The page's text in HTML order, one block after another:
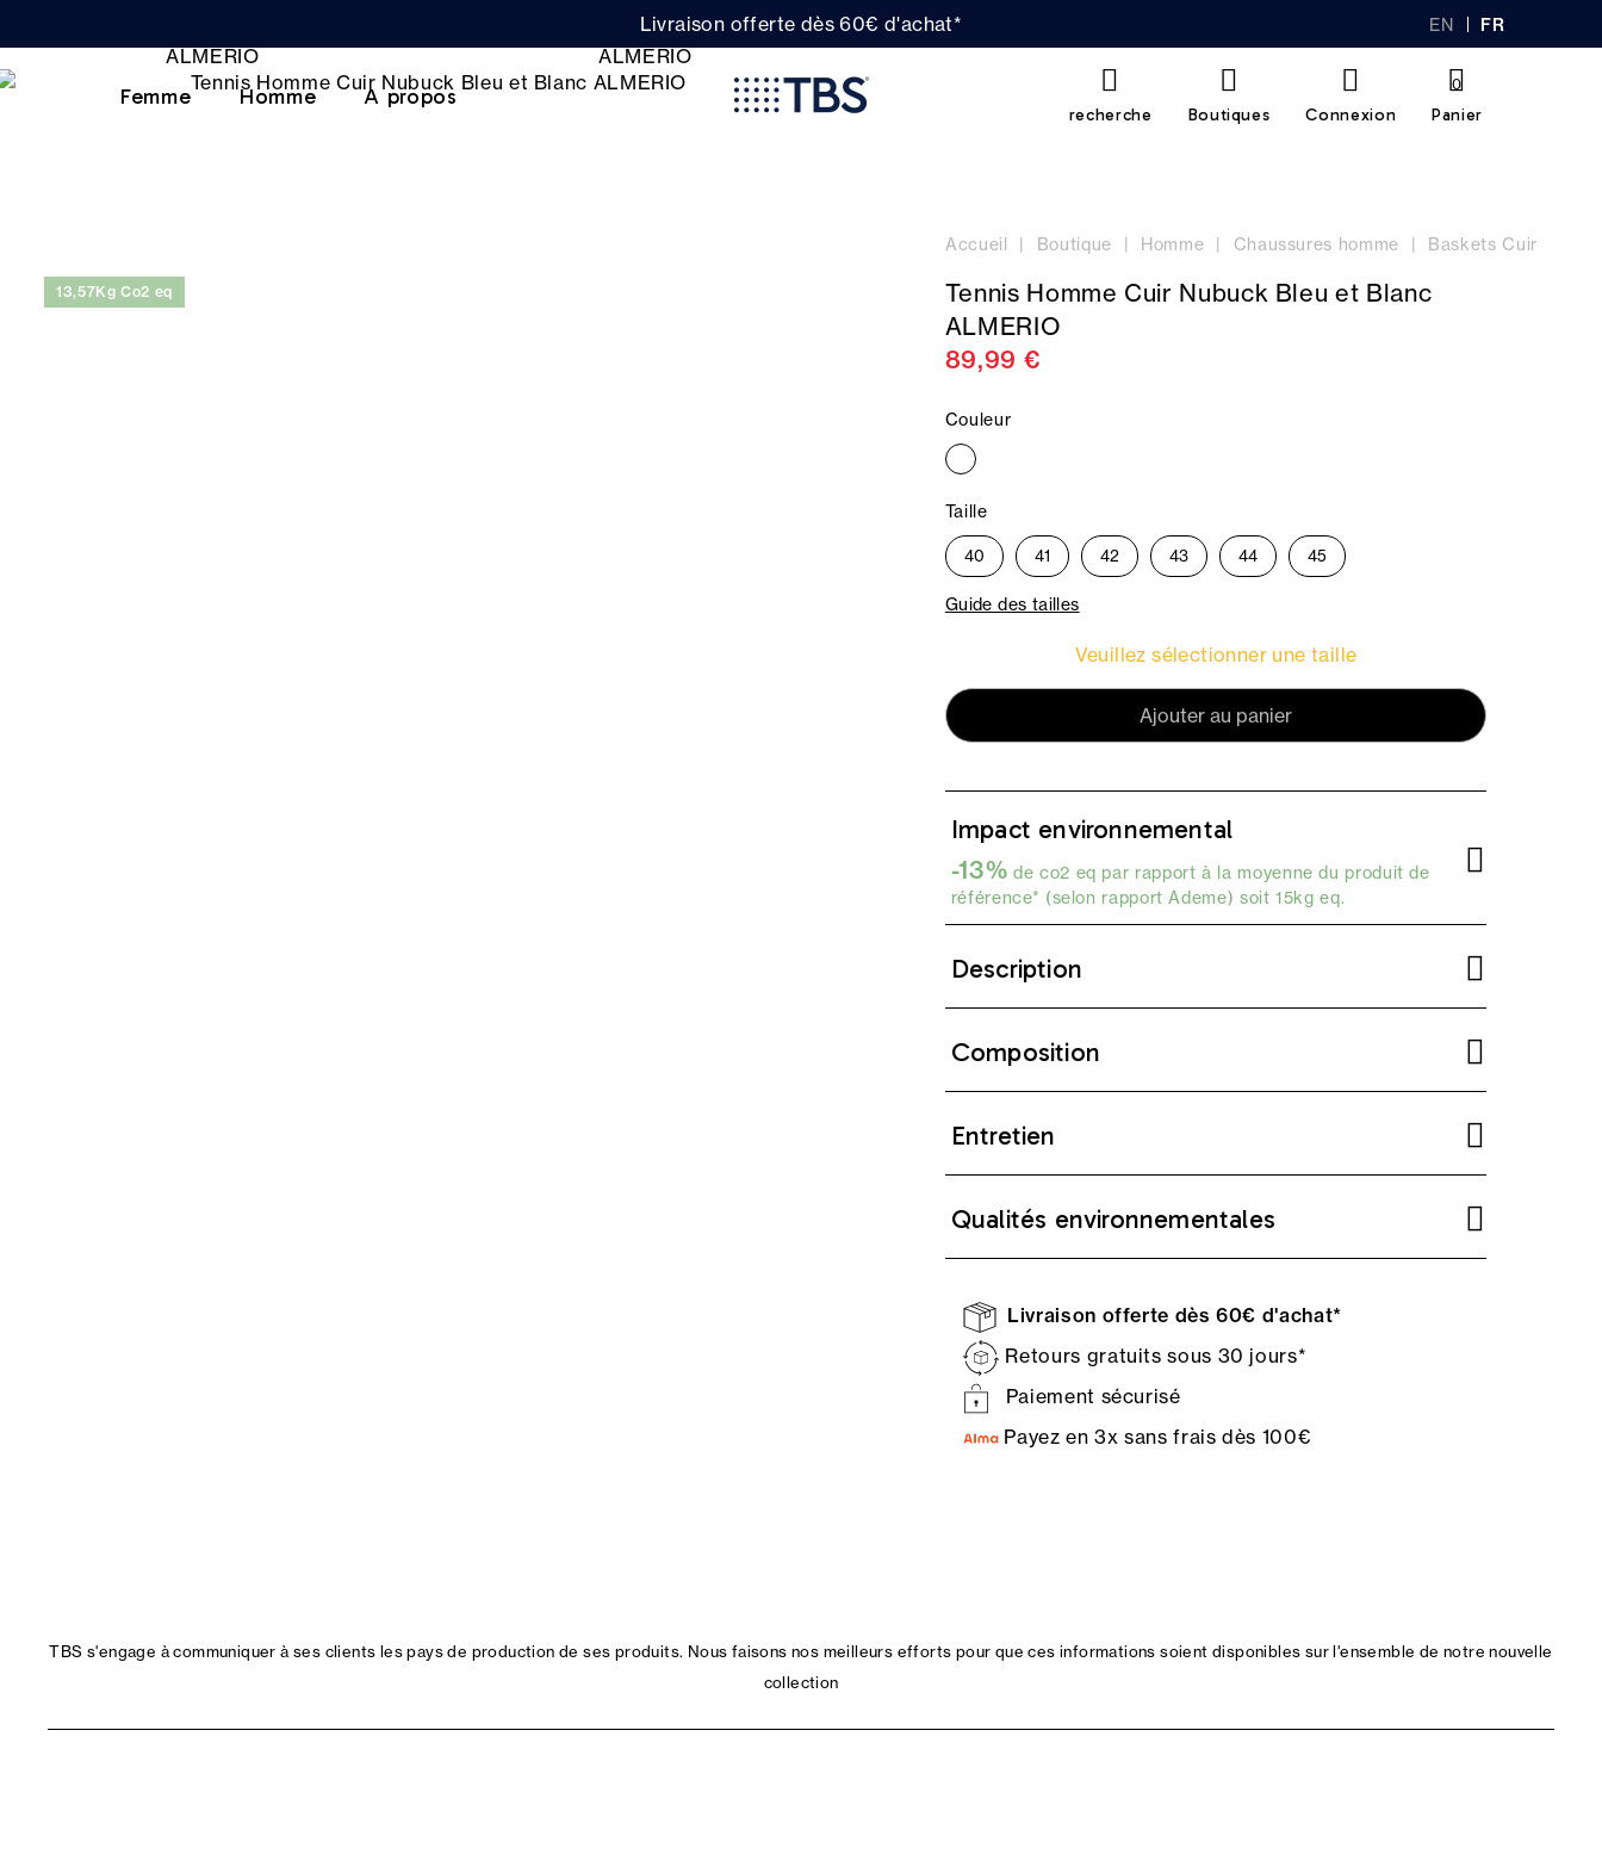
Livraison offerte dès 60€ d'achat* EN FR
Femme Homme A propos
recherche Boutiques Connexion Panier
0
Accueil Boutique Homme Chaussures homme Baskets Cuir
13,57Kg Co2 eq
Tennis Homme Cuir Nubuck Bleu et Blanc
ALMERIO
89,99 €
Couleur
Taille
40 41 42 43 44 45
Guide des tailles
Veuillez sélectionner une taille
Ajouter au panier
Impact environnemental
-13% de co2 eq par rapport à la moyenne du produit de
référence* (selon rapport Ademe) soit 15kg eq.
Description
Composition
Entretien
Qualités environnementales
Livraison offerte dès 60€ d'achat*
Retours gratuits sous 30 jours*
Paiement sécurisé
Payez en 3x sans frais dès 100€
TBS s'engage à communiquer à ses clients les pays de production de ses produits. Nous faisons nos meilleurs efforts pour que ces informations soient disponibles sur l'ensemble de notre nouvelle
collection